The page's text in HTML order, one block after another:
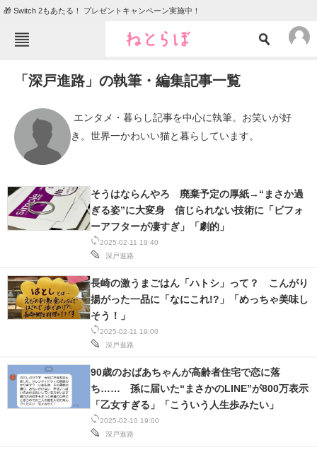
🎁 Switch 2もあたる！ プレゼントキャンペーン実施中！
TOP ニュース
エンタメ
グルメ 地域
住まい
動物 リサーチ
会員記事
注目記事を集めた総合ページ
ITの今と未来を見通す
スマホと通信の最新トレンド
進化するPCとデバイスの未来
好きが集まる 比べて選べる
ビジネスと働き方のヒント
「深戸進路」の執筆・編集記事一覧
き。世界一かわいい猫と暮らしています。
2025-02-11 19:40
深戸進路
そうはならんやろ 廃棄予定の厚紙→“まさか過
ぎる姿”に大変身 信じられない技術に「ビフォ
ーアフターが凄すぎ」「劇的」
2025-02-11 19:00
深戸進路
長崎の激うまごはん「ハトシ」って？ こんがり
揚がった一品に「なにこれ!?」「めっちゃ美味し
そう！」
2025-02-10 19:00
深戸進路
90歳のおばあちゃんが高齢者住宅で恋に落
ち…… 孫に届いた“まさかのLINE”が800万表示
「乙女すぎる」「こういう人生歩みたい」